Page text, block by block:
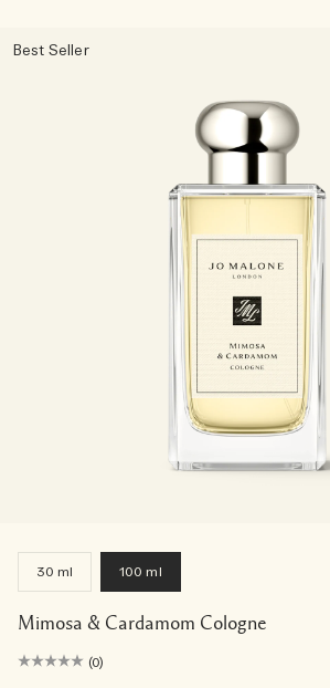
Best Seller
30 ml 100 ml
Mimosa & Cardamom Cologne
(0)